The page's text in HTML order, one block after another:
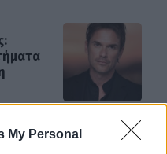
My Personal